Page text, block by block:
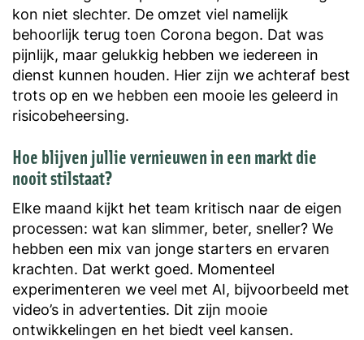
kon niet slechter. De omzet viel namelijk
behoorlijk terug toen Corona begon. Dat was
pijnlijk, maar gelukkig hebben we iedereen in
dienst kunnen houden. Hier zijn we achteraf best
trots op en we hebben een mooie les geleerd in
risicobeheersing.
Hoe blijven jullie vernieuwen in een markt die
nooit stilstaat?
Elke maand kijkt het team kritisch naar de eigen
processen: wat kan slimmer, beter, sneller? We
hebben een mix van jonge starters en ervaren
krachten. Dat werkt goed. Momenteel
experimenteren we veel met AI, bijvoorbeeld met
video’s in advertenties. Dit zijn mooie
ontwikkelingen en het biedt veel kansen.